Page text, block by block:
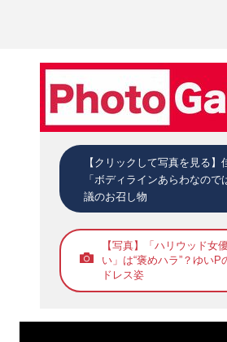
【クリックして写真を見る】
「ボディラインあらわなの
議のお召し物
【写真】「ハリウッド女
い」は“褒めハラ”？ゆいP
ドレス姿